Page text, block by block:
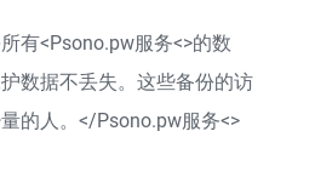
有<Psono.pw服务<>的数
数据不丢失。这些备份的访
的人。</Psono.pw服务<>